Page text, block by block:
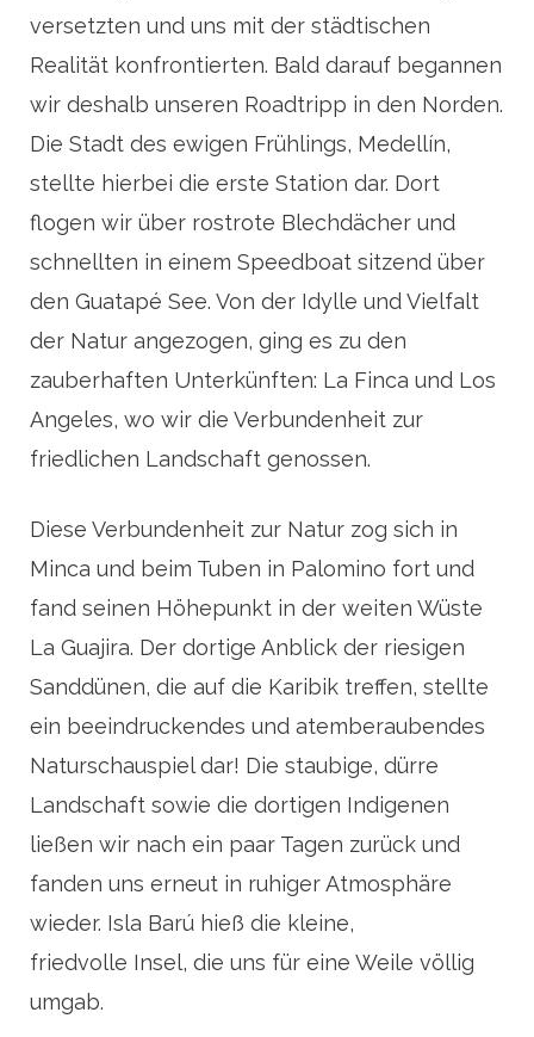
versetzten und uns mit der städtischen
Realität konfrontierten. Bald darauf begannen
wir deshalb unseren Roadtripp in den Norden.
Die Stadt des ewigen Frühlings, Medellín,
stellte hierbei die erste Station dar. Dort
flogen wir über rostrote Blechdächer und
schnellten in einem Speedboat sitzend über
den Guatapé See. Von der Idylle und Vielfalt
der Natur angezogen, ging es zu den
zauberhaften Unterkünften: La Finca und Los
Angeles, wo wir die Verbundenheit zur
friedlichen Landschaft genossen.
Diese Verbundenheit zur Natur zog sich in
Minca und beim Tuben in Palomino fort und
fand seinen Höhepunkt in der weiten Wüste
La Guajira. Der dortige Anblick der riesigen
Sanddünen, die auf die Karibik treffen, stellte
ein beeindruckendes und atemberaubendes
Naturschauspiel dar! Die staubige, dürre
Landschaft sowie die dortigen Indigenen
ließen wir nach ein paar Tagen zurück und
fanden uns erneut in ruhiger Atmosphäre
wieder. Isla Barú hieß die kleine,
friedvolle Insel, die uns für eine Weile völlig
umgab.